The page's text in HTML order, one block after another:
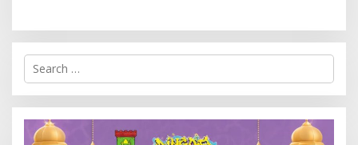
Search
for: